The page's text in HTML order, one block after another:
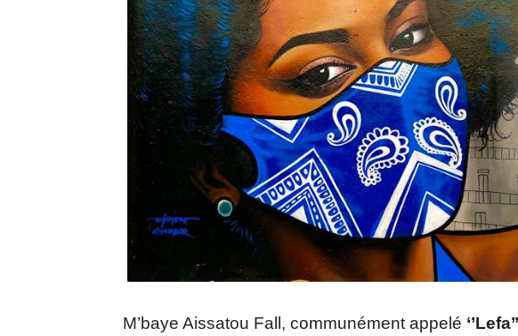
M’baye Aissatou Fall, communément appelé ‘’Lefa’’